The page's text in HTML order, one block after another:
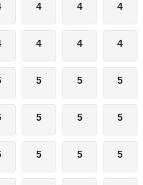
4 4 4
4 4 4
5 5 5
5 5 5
5 5 5